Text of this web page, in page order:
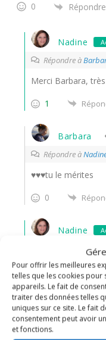
Pour offrir les meilleures
telles que les cookies
appareils. Le fait de
traiter des données telles
uniques sur ce site. Le fait
consentement peut avoir
et fonctions.
0 Répondre
Nadine
Répondre à
Merci Barbara,
1
Barbara
Répondre à
♥♥♥tu le mérites
0
Nadine
Arrête tu vas me
1
thithoad